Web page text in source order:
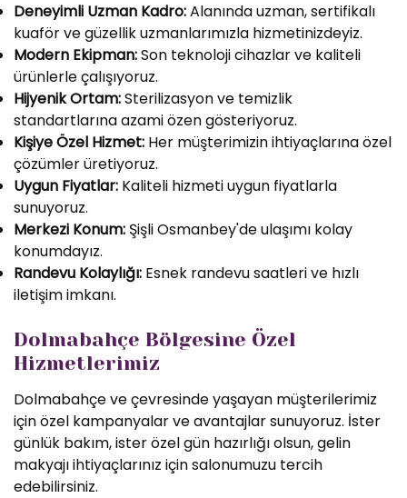
Deneyimli Uzman Kadro:Alanında uzman, sertifikalı
kuaför ve güzellik uzmanlarımızla hizmetinizdeyiz.
Modern Ekipman:Son teknoloji cihazlar ve kaliteli
ürünlerle çalışıyoruz.
Hijyenik Ortam:Sterilizasyon ve temizlik
standartlarına azami özen gösteriyoruz.
Kişiye Özel Hizmet: Her müşterimizin ihtiyaçlarına özel
çözümler üretiyoruz.
Uygun Fiyatlar: Kaliteli hizmeti uygun fiyatlarla
sunuyoruz.
Merkezi Konum: Şişli Osmanbey'de ulaşımı kolay
konumdayız.
Randevu Kolaylığı: Esnek randevu saatleri ve hızlı
iletişim imkanı.
Dolmabahçe Bölgesine Özel
Hizmetlerimiz
Dolmabahçe ve çevresinde yaşayan müşterilerimiz
için özel kampanyalar ve avantajlar sunuyoruz. İster
günlük bakım, ister özel gün hazırlığı olsun, gelin
makyajı ihtiyaçlarınız için salonumuzu tercih
edebilirsiniz.